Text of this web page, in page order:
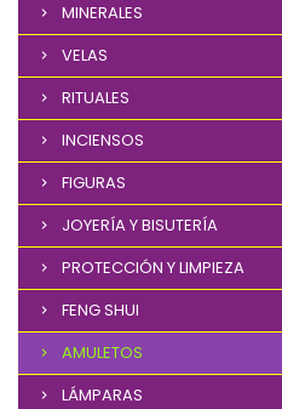
MINERALES
VELAS
RITUALES
INCIENSOS
FIGURAS
JOYERÍA Y BISUTERÍA
PROTECCIÓN Y LIMPIEZA
FENG SHUI
AMULETOS
LÁMPARAS